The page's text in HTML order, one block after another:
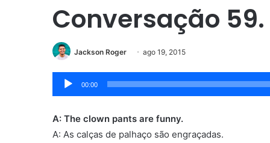
Conversação
Jackson Roger ago 19, 2015
Tocador
de
00:00
A: The clown pants are funny.
A: As calças de palhaço são engraçadas.